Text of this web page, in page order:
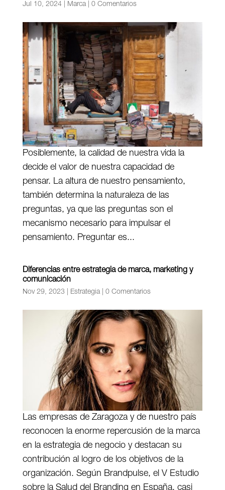
Jul 10, 2024| Marca| 0 Comentarios
Posiblemente, la calidad de nuestra vida la
decide el valor de nuestra capacidad de
pensar. La altura de nuestro pensamiento,
también determina la naturaleza de las
preguntas, ya que las preguntas son el
mecanismo necesario para impulsar el
pensamiento. Preguntar es...
Diferencias entre estrategia de marca, marketing y
comunicación
Nov 29, 2023 Estrategia| 0 Comentarios
Las empresas de Zaragoza y de nuestro país
reconocen la enorme repercusión de la marca
en la estrategia de negocio y destacan su
contribución al logro de los objetivos de la
organización. Según Brandpulse, el V Estudio
sobre la Salud del Branding en España, casi